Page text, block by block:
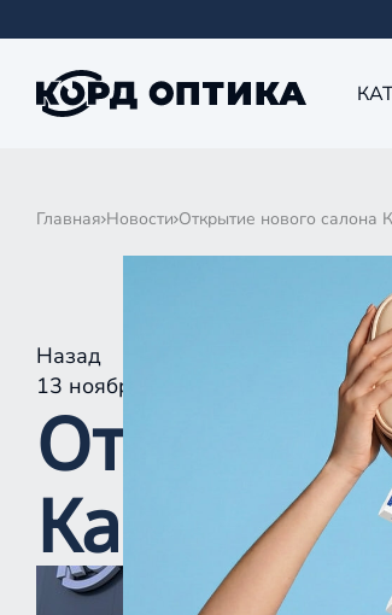
Главная Новости Открытие нового салона
Назад
13 ноября 2025
Открытие
Казани